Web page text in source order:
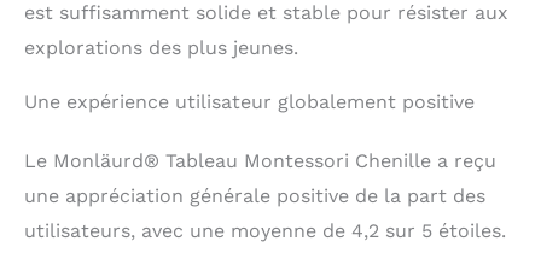
est suffisamment solide et stable pour résister aux
explorations des plus jeunes.
Une expérience utilisateur globalement positive
Le Monläurd® Tableau Montessori Chenille a reçu
une appréciation générale positive de la part des
utilisateurs, avec une moyenne de 4,2 sur 5 étoiles.